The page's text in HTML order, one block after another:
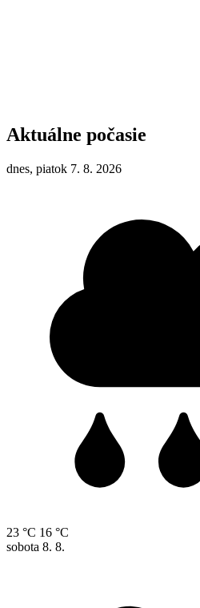
Aktuálne počasie
dnes, piatok 7. 8. 2026
23 °C 16 °C
sobota 8. 8.